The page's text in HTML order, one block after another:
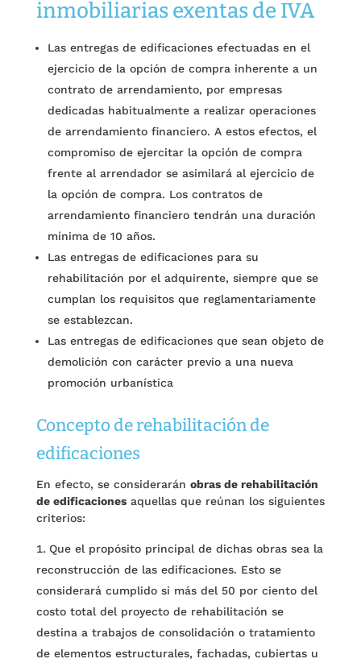
inmobiliarias exentas de IVA
Las entregas de edificaciones efectuadas en el
ejercicio de la opción de compra inherente a un
contrato de arrendamiento, por empresas
dedicadas habitualmente a realizar operaciones
de arrendamiento financiero. A estos efectos, el
compromiso de ejercitar la opción de compra
frente al arrendador se asimilará al ejercicio de
la opción de compra. Los contratos de
arrendamiento financiero tendrán una duración
mínima de 10 años.
Las entregas de edificaciones para su
rehabilitación por el adquirente, siempre que se
cumplan los requisitos que reglamentariamente
se establezcan.
Las entregas de edificaciones que sean objeto de
demolición con carácter previo a una nueva
promoción urbanística
Concepto de rehabilitación de
edificaciones
En efecto, se considerarán obras de rehabilitación
de edificacionesaquellas que reúnan los siguientes
criterios:
Que el propósito principal de dichas obras sea la
reconstrucción de las edificaciones. Esto se
considerará cumplido si más del 50 por ciento del
costo total del proyecto de rehabilitación se
destina a trabajos de consolidación o tratamiento
de elementos estructurales, fachadas, cubiertas u